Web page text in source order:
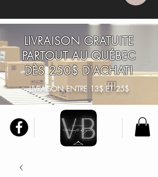
LIVRAISON GRATUITE
PARTOUT AU QUÉBEC
DÈS 250$ D'ACHAT!
LIVRAISON ENTRE 13$ ET 25$